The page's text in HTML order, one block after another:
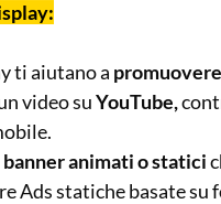
ti aiutano a
video suYouTube,
banner animati o statici
Ads statiche basate su